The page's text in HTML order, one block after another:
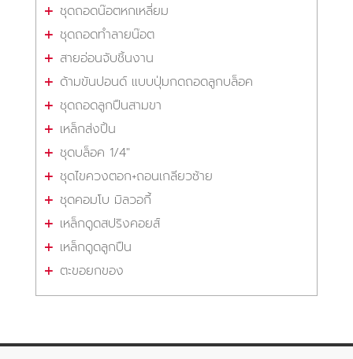
ชุดถอดน๊อตหกเหลี่ยม
ชุดถอดทำลายน๊อต
สายอ่อนจับชิ้นงาน
ด้ามขันปอนด์ แบบปุ่มกดถอดลูกบล็อค
ชุดถอดลูกปืนสามขา
เหล็กส่งปิ้น
ชุดบล็อค 1/4"
ชุดไขควงตอก+ถอนเกลียวซ้าย
ชุดคอมโบ มิลวอกี้
เหล็กดูดสปริงคอยส์
เหล็กดูดลูกปืน
ตะขอยกของ